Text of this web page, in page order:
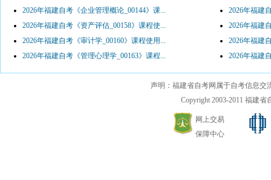
2026年福建自考《企业管理概论_00144》课...
2026年福建
2026年福建自考《资产评估_00158》课程使...
2026年福建
2026年福建自考《审计学_00160》课程使用...
2026年福建
2026年福建自考《管理心理学_00163》课程...
2026年福建
声明：福建省自考网属于自考信息
Copyright 2003-2011 福建省
网上交易
保障中心